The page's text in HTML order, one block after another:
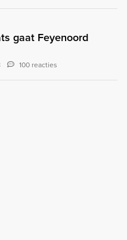
gaat Feyenoord
100 reacties